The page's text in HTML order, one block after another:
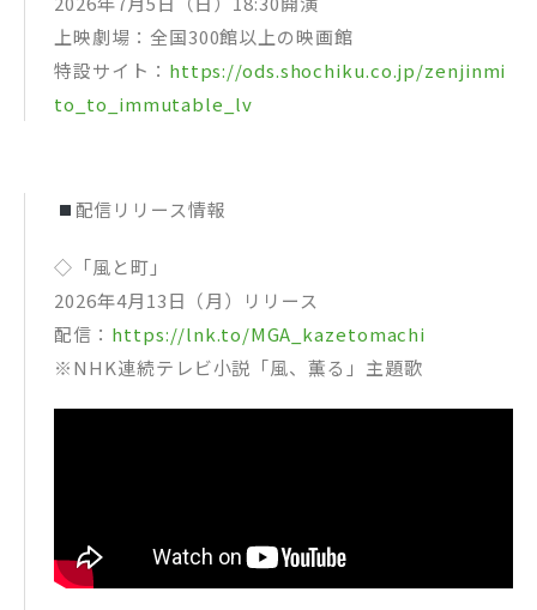
通常盤【Blu-ray】/【2DVD】
MGA MAGICAL 10 YEARS DOCUMENTARY FILM ～THE ORIGIN
～
・UNIVERSAL MUSIC STORE／Mrs. GREEN APPLE OFFICIAL
STORE：タペストリー(THE ORIGIN ver.)
・Amazon：ICカードステッカー(THE ORIGIN ver.)
・楽天ブックス：スマホショルダー(THE ORIGIN ver.)
・その他一般店：ポストカード(THE ORIGIN ver.)
上映劇場：全国300館以上の映画館
特設サイト： https://ods.shochiku.co.jp/zenjinmi
to_to_immutable_lv
配信リリース情報
◇「風と町」
2026年4月13日（月）リリース
配信： https://lnk.to/MGA_kazetomachi
※NHK連続テレビ小説「風、薫る」主題歌